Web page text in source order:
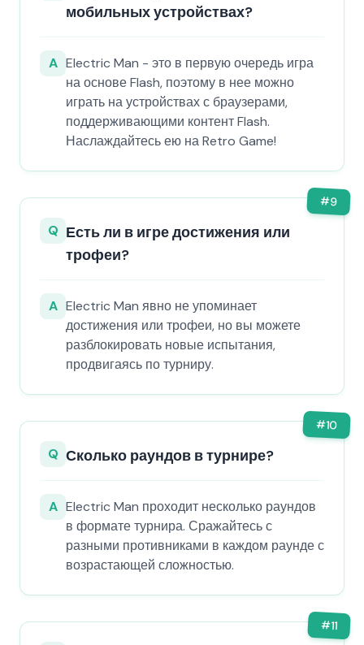
мобильных устройствах?
A Electric Man - это в первую очередь игра
на основе Flash, поэтому в нее можно
играть на устройствах с браузерами,
поддерживающими контент Flash.
Наслаждайтесь ею на Retro Game!
#9
Q Есть ли в игре достижения или
трофеи?
A Electric Man явно не упоминает
достижения или трофеи, но вы можете
разблокировать новые испытания,
продвигаясь по турниру.
#10
Q Сколько раундов в турнире?
A Electric Man проходит несколько раундов
в формате турнира. Сражайтесь с
разными противниками в каждом раунде с
возрастающей сложностью.
#11